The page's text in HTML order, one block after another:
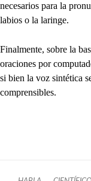
necesarios para la
labios o la laringe.
Finalmente, sobre la
oraciones por
si bien la voz sintética
comprensibles.